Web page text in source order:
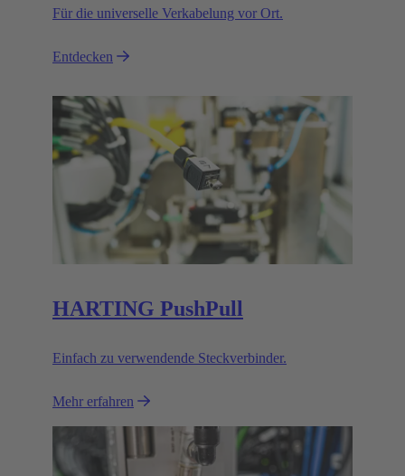
Für die universelle Verkabelung vor Ort.
Entdecken
HARTING PushPull
Einfach zu verwendende Steckverbinder.
Mehr erfahren